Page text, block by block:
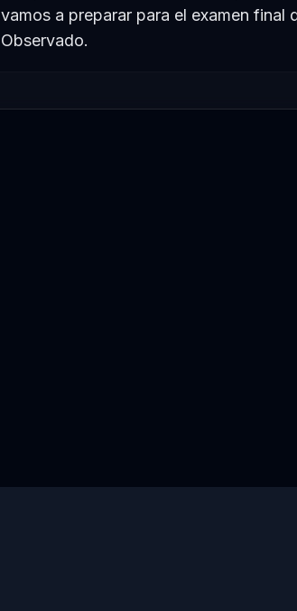
vamos a preparar para el examen final
Observado.